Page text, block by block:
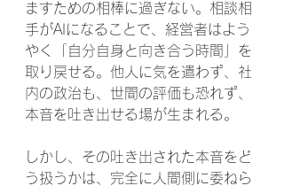
ますための相棒に過ぎない。相談相
手がAIになることで、経営者はよう
やく「自分自身と向き合う時間」を
取り戻せる。他人に気を遣わず、社
内の政治も、世間の評価も恐れず、
本音を吐き出せる場が生まれる。
しかし、その吐き出された本音をど
う扱うかは、完全に人間側に委ねら